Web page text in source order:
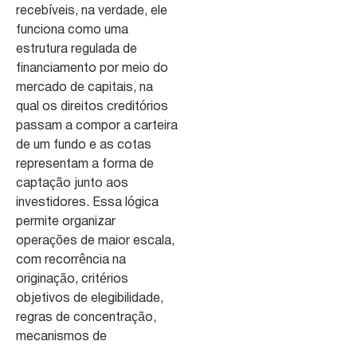
recebíveis, na verdade, ele
funciona como uma
estrutura regulada de
financiamento por meio do
mercado de capitais, na
qual os direitos creditórios
passam a compor a carteira
de um fundo e as cotas
representam a forma de
captação junto aos
investidores. Essa lógica
permite organizar
operações de maior escala,
com recorrência na
originação, critérios
objetivos de elegibilidade,
regras de concentração,
mecanismos de